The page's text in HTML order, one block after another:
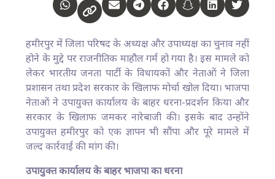
हमीरपुर में जिला परिषद के अध्यक्ष और उपाध्यक्ष का चुनाव नहीं
होने के मुद्दे पर राजनीतिक माहौल गर्म हो गया है। इस मामले को
लेकर भारतीय जनता पार्टी के विधायकों और नेताओं ने जिला
प्रशासन तथा प्रदेश सरकार के खिलाफ मोर्चा खोल दिया। भाजपा
नेताओं ने उपायुक्त कार्यालय के बाहर धरना-प्रदर्शन किया और
सरकार के खिलाफ जमकर नारेबाजी की। इसके बाद उन्होंने
उपायुक्त हमीरपुर को एक ज्ञापन भी सौंपा और पूरे मामले में
जल्द कार्रवाई की मांग की।
उपायुक्त कार्यालय के बाहर भाजपा का धरना